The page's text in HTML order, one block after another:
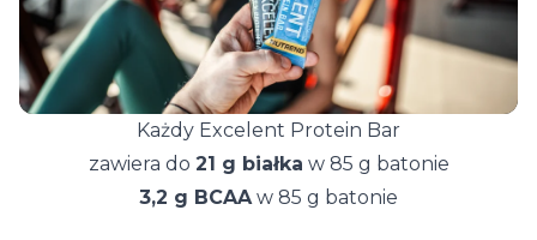
Każdy Excelent Protein Bar
zawiera do 21 g białka w 85 g batonie
3,2 g BCAAw 85 g batonie